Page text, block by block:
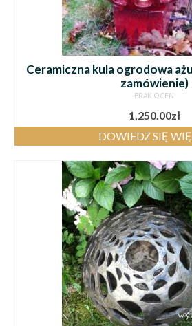
Ceramiczna kula ogrodowa
zamówienie)
BRAK OCEN
1,250.00zł
DOWIEDZ SIĘ